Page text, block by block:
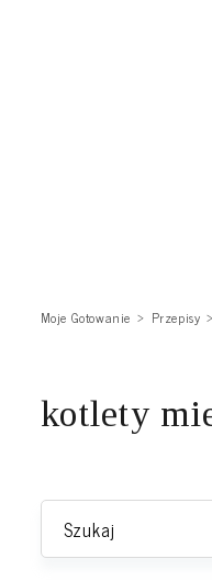
Moje Gotowanie Przepisy
kotlety